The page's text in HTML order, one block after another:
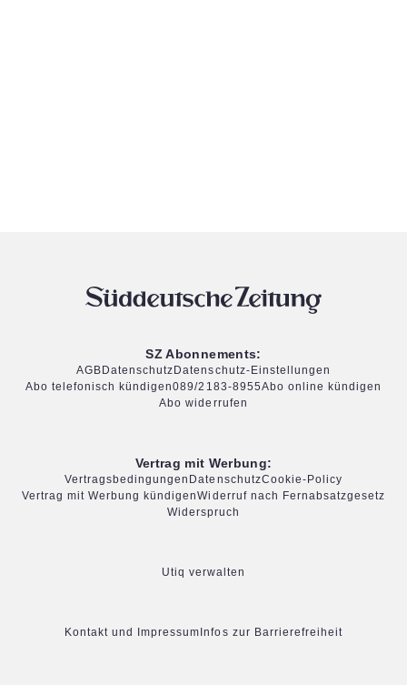
SZ Abonnements:
AGB Datenschutz Datenschutz-Einstellungen
Abo telefonisch kündigen089/2183-8955Abo online kündigen
Abo widerrufen
Vertrag mit Werbung:
Vertragsbedingungen DatenschutzCookie-Policy
Vertrag mit Werbung kündigenWiderruf nach Fernabsatzgesetz
Widerspruch
Utiq verwalten
Kontakt und Impressum Infos zur Barrierefreiheit